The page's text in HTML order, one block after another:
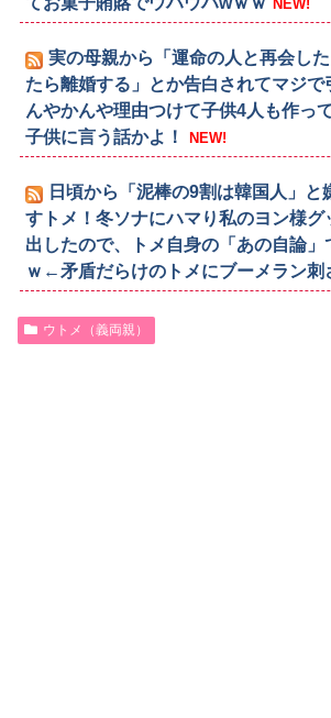
NEW!
実の母親から「運命の人と再会し
たら離婚する」とか告白されてマジで
んやかんや理由つけて子供4人も作っ
子供に言う話かよ！
NEW!
日頃から「泥棒の9割は韓国人」と
すトメ！冬ソナにハマり私のヨン様グ
出したので、トメ自身の「あの自論」
ｗ←矛盾だらけのトメにブーメラン刺
ウトメ（義両親）